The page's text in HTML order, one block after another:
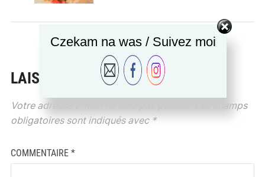
LAISSER UN COMMENTAIRE
Votre adresse e-mail ne sera pas publiée.
Les champs
obligatoires sont indiqués avec *
COMMENTAIRE *
Czekam na was / Suivez moi